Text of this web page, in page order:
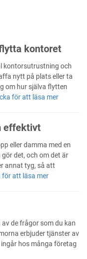
kontoret
kontorsutrustning och
nytt på plats eller ta
om hur själva flytten
för att läsa mer
effektivt
eller damma med en
det, och om det är
annat tyg, så att
för att läsa mer
de frågor som du kan
erbjuder tjänster av
hos många företag